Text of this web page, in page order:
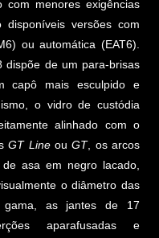
com menores exigências
versões com
ou automática (EAT6).
dispõe de um para-brisas
capô mais esculpido e
o vidro de custódia
alinhado com o
GT LineouGT, os arcos
asa em negro lacado,
o diâmetro das
gama, as jantes de 17
aparafusadas e